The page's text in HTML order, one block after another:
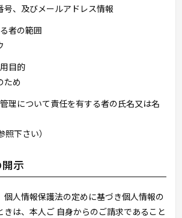
号、及びメールアドレス情報
者の範囲
目的
ため
理について責任を有する者の氏名又は名
下さい）
示
個人情報保護法の定めに基づき個人情報の
きは、本人ご 自身からのご請求であること